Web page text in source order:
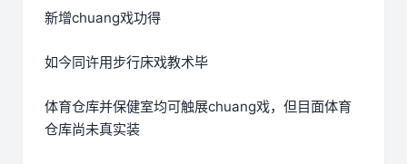
新增chuang戏功得
如今同许用步行床戏教术毕
体育仓库并保健室均可触展chuang戏，但目面体育
仓库尚未真实装